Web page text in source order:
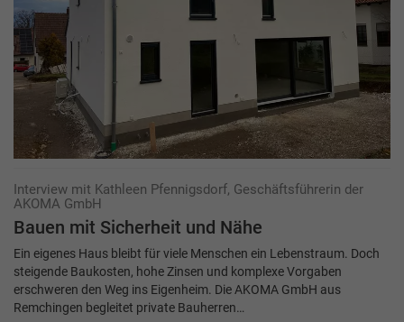
Interview mit Kathleen Pfennigsdorf, Geschäftsführerin der
AKOMA GmbH
Bauen mit Sicherheit und Nähe
Ein eigenes Haus bleibt für viele Menschen ein Lebenstraum. Doch
steigende Baukosten, hohe Zinsen und komplexe Vorgaben
erschweren den Weg ins Eigenheim. Die AKOMA GmbH aus
Remchingen begleitet private Bauherren…